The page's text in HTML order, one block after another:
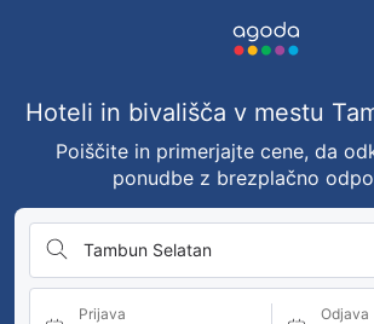
Hoteli in bivališča v mestu
Poiščite in primerjajte cene, da
ponudbe z brezplačno
Tambun Selatan
Prijava Odjava